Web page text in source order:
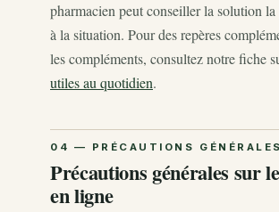
pharmacien peut conseiller la solution la
à la situation. Pour des repères
les compléments, consultez notre fiche
utiles au quotidien.
Précautions générales sur
en ligne